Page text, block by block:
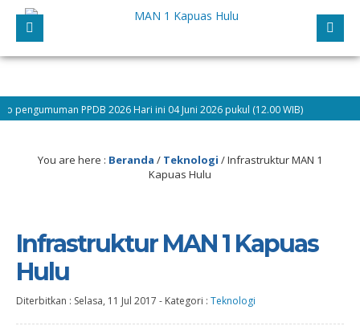
PPDB 2026 Hari ini 04 Juni 2026 pukul (12.00 WIB)
Bergabung Pesserta Didik Baru dan Selamat Mengikuti Kegiatan Matsama
You are here : Beranda / Teknologi /Infrastruktur MAN 1
Kapuas Hulu
Infrastruktur MAN 1 Kapuas
Hulu
Diterbitkan : Selasa, 11 Jul 2017 - Kategori : Teknologi